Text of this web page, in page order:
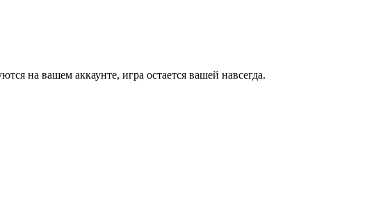
на вашем аккаунте, игра остается вашей навсегда.